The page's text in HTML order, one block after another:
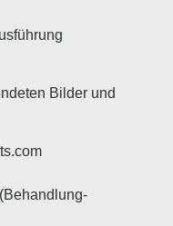
Bilder und